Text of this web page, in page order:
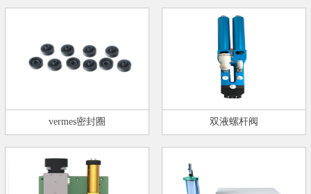
vermes密封圈 双液螺杆阀